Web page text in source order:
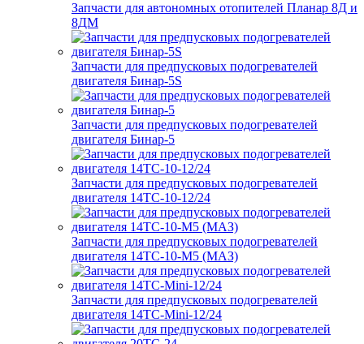
Запчасти для автономных отопителей Планар 8Д и
8ДМ
Запчасти для предпусковых подогревателей
двигателя Бинар-5S
Запчасти для предпусковых подогревателей
двигателя Бинар-5
Запчасти для предпусковых подогревателей
двигателя 14ТС-10-12/24
Запчасти для предпусковых подогревателей
двигателя 14ТС-10-М5 (МАЗ)
Запчасти для предпусковых подогревателей
двигателя 14ТС-Mini-12/24